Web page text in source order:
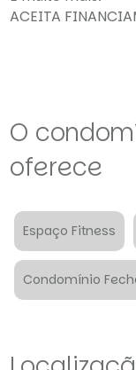
ACEITA
O
oferece
Espaço Fitness
Condomínio